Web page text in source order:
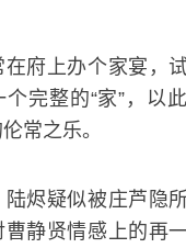
在府上办个家宴，
个完整的“家”，以
常之乐。
陆烬疑似被庄芦隐
曹静贤情感上的再